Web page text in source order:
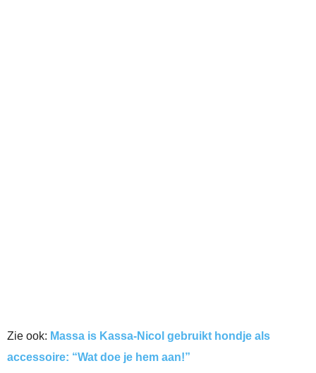
Zie ook: Massa is Kassa-Nicol gebruikt hondje als
accessoire: “Wat doe je hem aan!”